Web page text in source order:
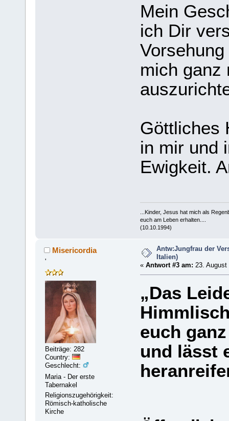
Mein
ich Dir
mich ganz
Göttliches
in mir und
Ewigkeit.
...Kinder, Jesus hat mich als
euch am Leben erhalten....
(10.10.1994)
Misericordia
'
Beiträge: 282
Country:
Geschlecht:
Maria - Der erste
Tabernakel
Religionszugehörigkeit:
Römisch-katholische
Kirche
Antw:Jungfrau der
Italien)
« Antwort #3 am: 23.
„Das
euch
und lässt